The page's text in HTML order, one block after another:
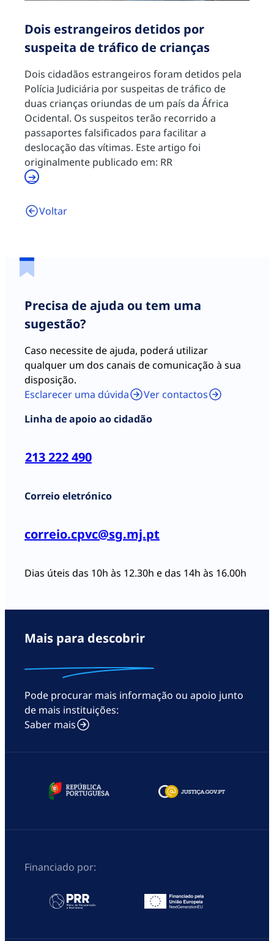
Dois estrangeiros detidos por
suspeita de tráfico de crianças
Dois cidadãos estrangeiros foram detidos pela
Polícia Judiciária por suspeitas de tráfico de
duas crianças oriundas de um país da África
Ocidental. Os suspeitos terão recorrido a
passaportes falsificados para facilitar a
deslocação das vítimas. Este artigo foi
originalmente publicado em: RR
Voltar
Precisa de ajuda ou tem uma
sugestão?
Caso necessite de ajuda, poderá utilizar
qualquer um dos canais de comunicação à sua
disposição.
Esclarecer uma dúvida
Ver contactos
Linha de apoio ao cidadão
213 222 490
Correio eletrónico
correio.cpvc@sg.mj.pt
Dias úteis das 10h às 12.30h e das 14h às 16.00h
Mais para descobrir
Pode procurar mais informação ou apoio junto
de mais instituições:
Saber mais
Financiado por: